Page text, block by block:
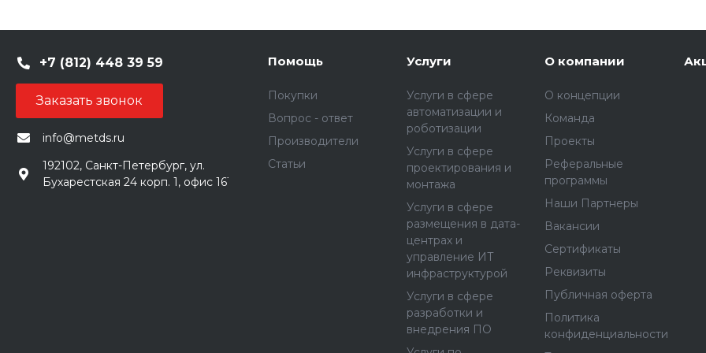
+7 (812) 448 39 59
Заказать звонок
info@metds.ru
192102, Санкт-Петербург, ул.
Бухарестская 24 корп. 1, офис 161
Помощь
Покупки
Вопрос - ответ
Производители
Статьи
Услуги
Услуги в сфере
автоматизации и
роботизации
Услуги в сфере
проектирования и
монтажа
Услуги в сфере
размещения в дата-
центрах и
управление ИТ
инфраструктурой
Услуги в сфере
разработки и
внедрения ПО
О компании
О концепции
Команда
Проекты
Реферальные
программы
Наши Партнеры
Вакансии
Сертификаты
Реквизиты
Публичная оферта
Политика
конфиденциальности